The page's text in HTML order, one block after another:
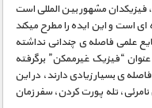
فیزیکدان مشهور بین­ المللی است
­ای است و این ایده را مطرح می­کند
علمی فاصله­ ی چندانی نداشته
“فیزیک غیرممکن” برگرفته
ی بسیار زیادی دارند، در این
نامرئی، تله­ پورت کردن، سفر زمان